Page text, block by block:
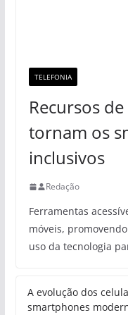
TELEFONIA
Recursos
tornam os
inclusivos
Redação
Ferramentas
móveis,
uso da tecnologia
A evolução dos
smartphones